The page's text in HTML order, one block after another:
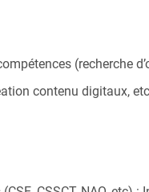
(recherche
contenu digitaux,